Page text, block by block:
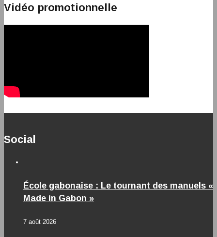
Vidéo promotionnelle
Social
École gabonaise : Le tournant des manuels «
Made in Gabon »
7 août 2026